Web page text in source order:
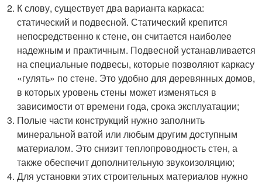
К слову, существует два варианта каркаса:
статический и подвесной. Статический крепится
непосредственно к стене, он считается наиболее
надежным и практичным. Подвесной устанавливается
на специальные подвесы, которые позволяют каркасу
«гулять» по стене. Это удобно для деревянных домов,
в которых уровень стены может изменяться в
зависимости от времени года, срока эксплуатации;
Полые части конструкций нужно заполнить
минеральной ватой или любым другим доступным
материалом. Это снизит теплопроводность стен, а
также обеспечит дополнительную звукоизоляцию;
Для установки этих строительных материалов нужно